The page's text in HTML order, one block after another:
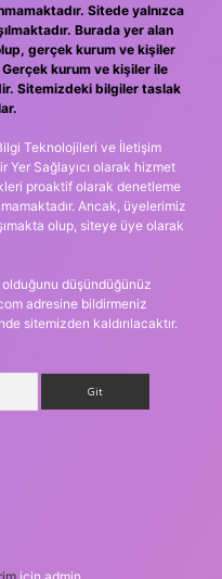
Sitede yalnızca
Burada yer alan
gerçek kurum ve kişiler
Gerçek kurum ve kişiler ile
Sitemizdeki bilgiler taslak
Teknolojileri ve İletişim
Yer Sağlayıcı olarak hizmet
proaktif olarak denetleme
Ancak, üyelerimiz
olup, siteye üye olarak
düşündüğünüz
adresine bildirmeniz
sitemizden kaldırılacaktır.